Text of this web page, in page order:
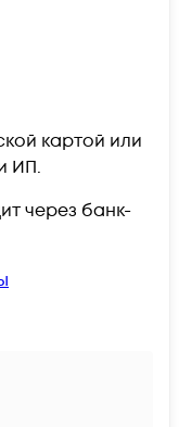
картой или
ИП.
через банк-